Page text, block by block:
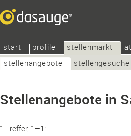
start profile
stellenmarkt
stellenangebote
stellengesuche
Stellenangebote in
1 Treffer, 1—1: